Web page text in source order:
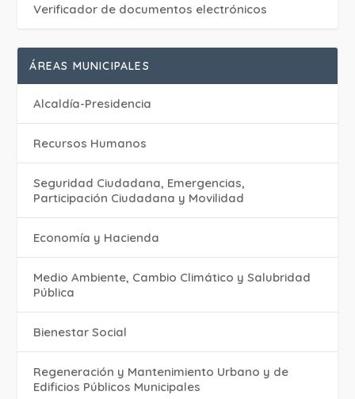
Verificador de documentos electrónicos
ÁREAS MUNICIPALES
Alcaldía-Presidencia
Recursos Humanos
Seguridad Ciudadana, Emergencias,
Participación Ciudadana y Movilidad
Economía y Hacienda
Medio Ambiente, Cambio Climático y Salubridad
Pública
Bienestar Social
Regeneración y Mantenimiento Urbano y de
Edificios Públicos Municipales